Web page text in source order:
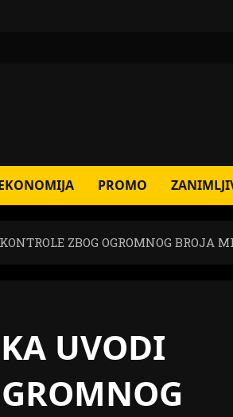
PROMO
ZBOG OGROMNOG BROJA
UVODI